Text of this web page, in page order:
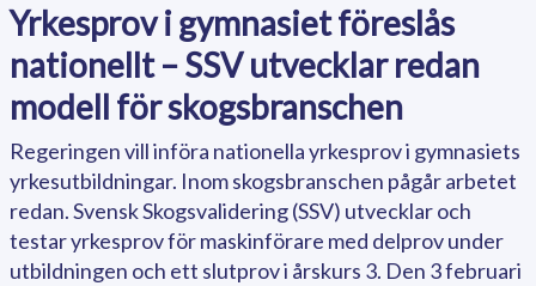
Yrkesprov i gymnasiet föreslås
nationellt – SSV utvecklar redan
modell för skogsbranschen
Regeringen vill införa nationella yrkesprov i gymnasiets
yrkesutbildningar. Inom skogsbranschen pågår arbetet
redan. Svensk Skogsvalidering (SSV) utvecklar och
testar yrkesprov för maskinförare med delprov under
utbildningen och ett slutprov i årskurs 3. Den 3 februari